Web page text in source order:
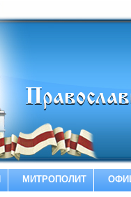
МИТРОПОЛИТ